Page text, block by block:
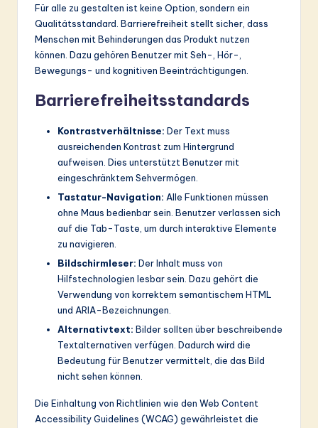
Für alle zu gestalten ist keine Option, sondern ein
Qualitätsstandard. Barrierefreiheit stellt sicher, dass
Menschen mit Behinderungen das Produkt nutzen
können. Dazu gehören Benutzer mit Seh-, Hör-,
Bewegungs- und kognitiven Beeinträchtigungen.
Barrierefreiheitsstandards
Kontrastverhältnisse: Der Text muss
ausreichenden Kontrast zum Hintergrund
aufweisen. Dies unterstützt Benutzer mit
eingeschränktem Sehvermögen.
Tastatur-Navigation: Alle Funktionen müssen
ohne Maus bedienbar sein. Benutzer verlassen sich
auf die Tab-Taste, um durch interaktive Elemente
zu navigieren.
Bildschirmleser: Der Inhalt muss von
Hilfstechnologien lesbar sein. Dazu gehört die
Verwendung von korrektem semantischem HTML
und ARIA-Bezeichnungen.
Alternativtext: Bilder sollten über beschreibende
Textalternativen verfügen. Dadurch wird die
Bedeutung für Benutzer vermittelt, die das Bild
nicht sehen können.
Die Einhaltung von Richtlinien wie den Web Content
Accessibility Guidelines (WCAG) gewährleistet die